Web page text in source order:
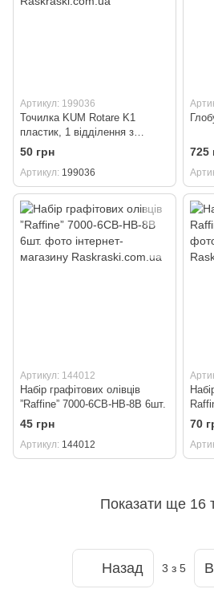
Артикул: 199036
Точилка KUM Rotare K1
пластик, 1 відділення з
контейнером
50 грн
Артикул 199036
725
Артикул: 144012
Набір графітових олівців
”Raffine” 7000-6CB-НВ-8В 6шт.
45 грн
Артикул 144012
70
Показати ще 16
Назад 3 з 5